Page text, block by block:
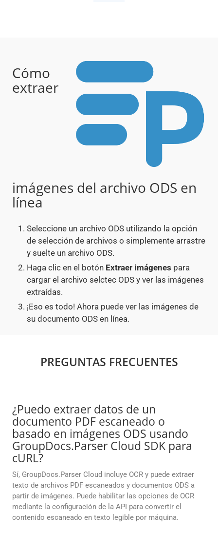
Cómo
extraer
imágenes del archivo ODS en
línea
Seleccione un archivo ODS utilizando la opción
de selección de archivos o simplemente arrastre
y suelte un archivo ODS.
Haga clic en el botón Extraer imágenes para
cargar el archivo selctec ODS y ver las imágenes
extraídas.
¡Eso es todo! Ahora puede ver las imágenes de
su documento ODS en línea.
PREGUNTAS FRECUENTES
¿Puedo extraer datos de un
documento PDF escaneado o
basado en imágenes ODS usando
GroupDocs.Parser Cloud SDK para
cURL?
Sí, GroupDocs.Parser Cloud incluye OCR y puede extraer
texto de archivos PDF escaneados y documentos ODS a
partir de imágenes. Puede habilitar las opciones de OCR
mediante la configuración de la API para convertir el
contenido escaneado en texto legible por máquina.